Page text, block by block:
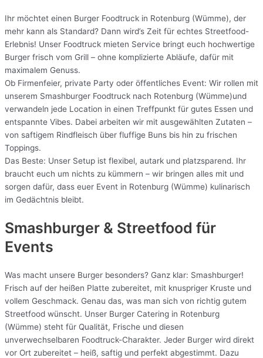
Ihr möchtet einen Burger Foodtruck in Rotenburg (Wümme), der
mehr kann als Standard? Dann wird’s Zeit für echtes Streetfood-
Erlebnis! Unser Foodtruck mieten Service bringt euch hochwertige
Burger frisch vom Grill – ohne komplizierte Abläufe, dafür mit
maximalem Genuss.
Ob Firmenfeier, private Party oder öffentliches Event: Wir rollen mit
unserem Smashburger Foodtruck nach Rotenburg (Wümme)und
verwandeln jede Location in einen Treffpunkt für gutes Essen und
entspannte Vibes. Dabei arbeiten wir mit ausgewählten Zutaten –
von saftigem Rindfleisch über fluffige Buns bis hin zu frischen
Toppings.
Das Beste: Unser Setup ist flexibel, autark und platzsparend. Ihr
braucht euch um nichts zu kümmern – wir bringen alles mit und
sorgen dafür, dass euer Event in Rotenburg (Wümme) kulinarisch
im Gedächtnis bleibt.
Smashburger & Streetfood für
Events
Was macht unsere Burger besonders? Ganz klar: Smashburger!
Frisch auf der heißen Platte zubereitet, mit knuspriger Kruste und
vollem Geschmack. Genau das, was man sich von richtig gutem
Streetfood wünscht. Unser Burger Catering in Rotenburg
(Wümme) steht für Qualität, Frische und diesen
unverwechselbaren Foodtruck-Charakter. Jeder Burger wird direkt
vor Ort zubereitet – heiß, saftig und perfekt abgestimmt. Dazu